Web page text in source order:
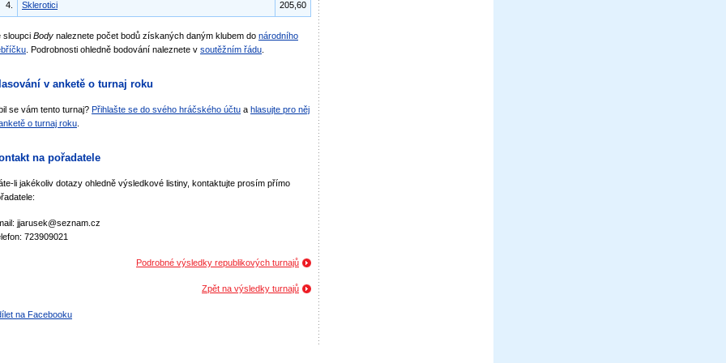
4. Sklerotici 205,60
sloupci Body naleznete počet bodů získaných daným klubem do národního
. Podrobnosti ohledně bodování naleznete v soutěžním řádu
v anketě o turnaj roku
se vám tento turnaj? Přihlašte se do svého hráčského účtu a hlasujte pro něj
o turnaj roku
na pořadatele
li jakékoliv dotazy ohledně výsledkové listiny, kontaktujte prosím přímo
jjarusek@seznam.cz
723909021
Podrobné výsledky republikových turnajů
Zpět na výsledky turnajů
na Facebooku